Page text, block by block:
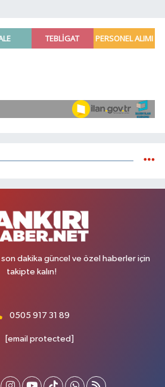
son dakika güncel ve özel haberler için
takipte kalın!
0505 917 31 89
[email protected]